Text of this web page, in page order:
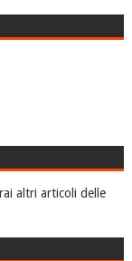
altri articoli delle